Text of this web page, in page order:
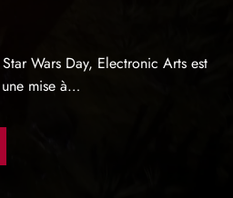
Wars Day, Electronic Arts est
mise à…